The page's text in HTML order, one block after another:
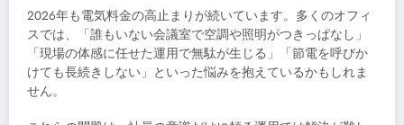
2026年も電気料金の高止まりが続いています。多くのオフィ
スでは、「誰もいない会議室で空調や照明がつきっぱなし」
「現場の体感に任せた運用で無駄が生じる」「節電を呼びか
けても長続きしない」といった悩みを抱えているかもしれま
せん。